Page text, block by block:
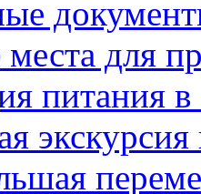
для
питания в